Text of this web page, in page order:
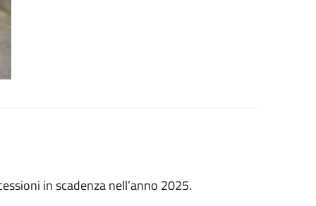
in scadenza nell’anno 2025.